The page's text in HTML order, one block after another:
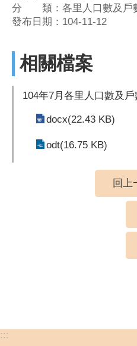
分 類：各里人口數及戶
發布日期：104-11-12
相關檔案
104年7月各里人口數及
docx(22.43 KB)
odt(16.75 KB)
回上
:::